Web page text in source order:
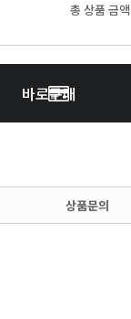
총 상품 금액
바로구매
상품문의